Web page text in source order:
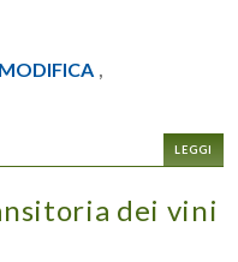
MODIFICA ,
LEGGI
dei vini